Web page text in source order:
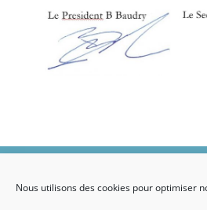
Nous utilisons des cookies pour optimiser